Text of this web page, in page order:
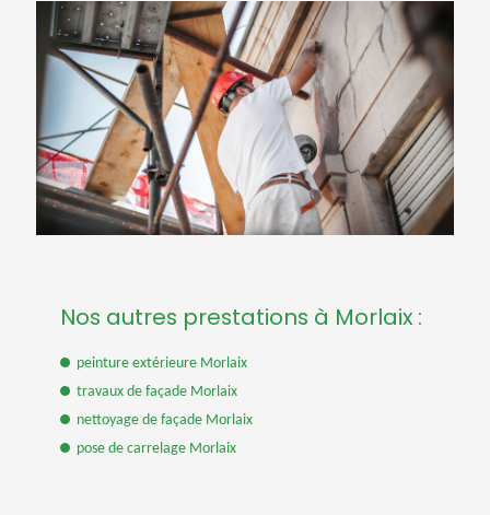
Nos autres prestations à Morlaix :
peinture extérieure Morlaix
travaux de façade Morlaix
nettoyage de façade Morlaix
pose de carrelage Morlaix